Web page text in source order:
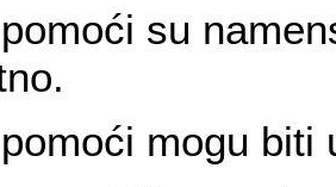
su
mogu biti